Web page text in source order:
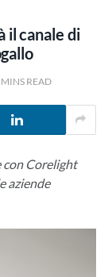
il canale di
MINS READ
con Corelight
aziende